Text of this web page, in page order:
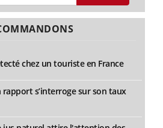
chez un touriste en France
s’interroge sur son taux